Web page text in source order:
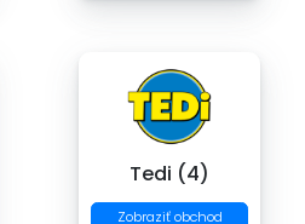
Tedi (4)
Zobraziť obchod